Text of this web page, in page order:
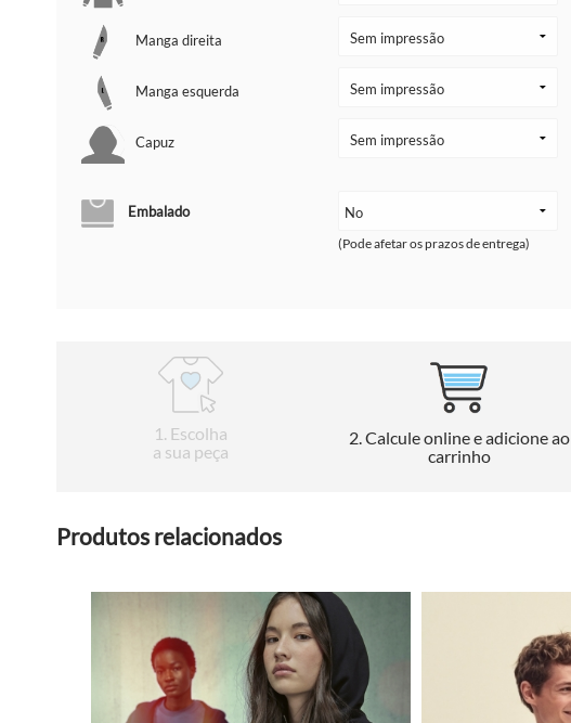
Manga direita
Manga esquerda
Capuz
Embalado
(Pode afetar os prazos de entrega)
1 . Escolha
a sua peça
2. Calcule online e adicione ao
carrinho
Produtos relacionados